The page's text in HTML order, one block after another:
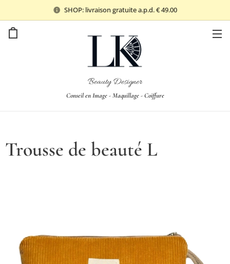
SHOP: livraison gratuite a.p.d. € 49.00
Beauty Designer
Conseil en Image - Maquillage - Coiffure
Trousse de beauté L